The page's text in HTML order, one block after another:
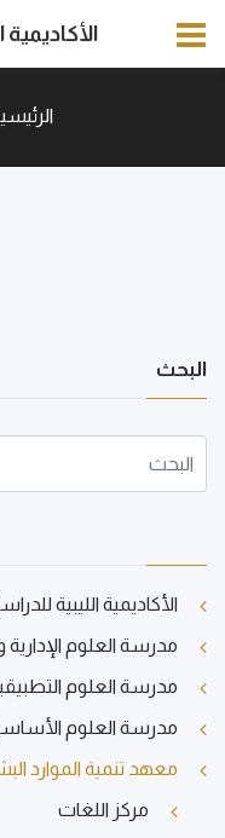
الأكاديمية
البحث
الأكاديمية الليبية
مدرسة العلوم الإدارية
مدرسة العلوم
مدرسة العلوم
معهد تنمية الموارد
مركز اللغات